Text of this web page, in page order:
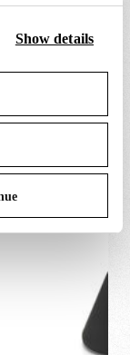
use of all the
you can accept
anytime.
Show details
afficher (9)